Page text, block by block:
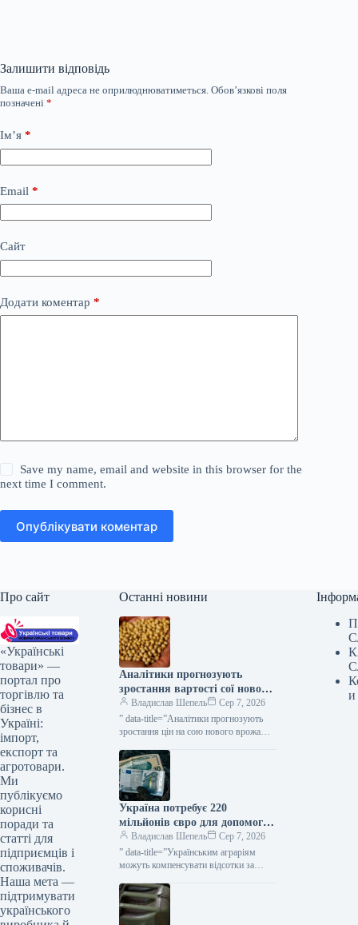
Залишити відповідь
Ваша e-mail адреса не оприлюднюватиметься. Обов’язкові поля
позначені *
Ім’я *
Email *
Сайт
Додати коментар *
Save my name, email and website in this browser for the
next time I comment.
Опублікувати коментар
Про сайт
«Українські
товари» —
портал про
торгівлю та
бізнес в
Україні:
імпорт,
експорт та
агротовари.
Ми
публікуємо
корисні
поради та
статті для
підприємців і
споживачів.
Наша мета —
підтримувати
українського
Останні новини
Аналітики прогнозують
зростання вартості сої нового
врожаю до 20–22 тисяч
гривень за тонну — КУРКУЛЬ
Владислав Шепель
Сер 7, 2026
” data-title=”Аналітики прогнозують
зростання цін на сою нового врожаю у
url=”https://kurkul.com/news/41871-
analitiki-prognozuyut-zrostannya-tsin-na-
soyu-novogo-vrojayu-u-drugiy-polovini-
sezonu”> Аналітики прогнозують
зростання цін на сою…
Україна потребує 220
мільйонів євро для допомоги
аграріям до початку осінніх
посівних робіт — КУРКУЛЬ
Владислав Шепель
Сер 7, 2026
” data-title=”Українським аграріям
можуть компенсувати відсотки за
url=”https://kurkul.com/news/41868-
ukrayinskim-agrariyam-mojut-
kompensuvati-vidsotki-za-kreditami-
и